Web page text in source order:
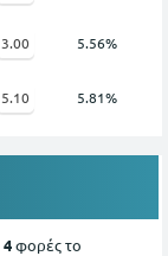
3.00 5.56%
5.10 5.81%
4φορές το